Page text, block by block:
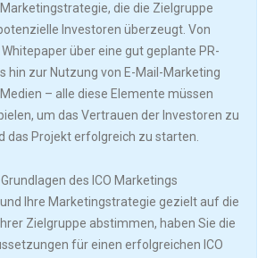
die die Zielgruppe
Investoren überzeugt. Von
über eine gut geplante PR-
hin zur Nutzung von E-Mail-Marketing
– alle diese Elemente müssen
um das Vertrauen der Investoren zu
das Projekt erfolgreich zu starten.
des ICO Marketings
Ihre Marketingstrategie gezielt auf die
Zielgruppe abstimmen, haben Sie die
für einen erfolgreichen ICO